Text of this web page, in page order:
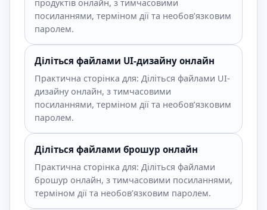
продуктів онлайн, з тимчасовими
посиланнями, терміном дії та необов’язковим
паролем.
Діліться файлами UI-дизайну онлайн
Практична сторінка для: Діліться файлами UI-
дизайну онлайн, з тимчасовими
посиланнями, терміном дії та необов’язковим
паролем.
Діліться файлами брошур онлайн
Практична сторінка для: Діліться файлами
брошур онлайн, з тимчасовими посиланнями,
терміном дії та необов’язковим паролем.